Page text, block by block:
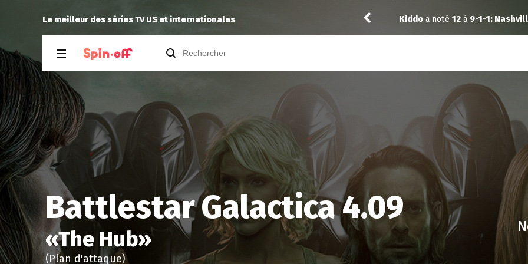
Le meilleur des séries TV US et internationales
Kiddoa noté 12à9-1-1: Nashville 1.04 Pudaa noté14 àWidow’s Bay
Battlestar Galactica 4.09
«The Hub»
(Plan d'attaque)